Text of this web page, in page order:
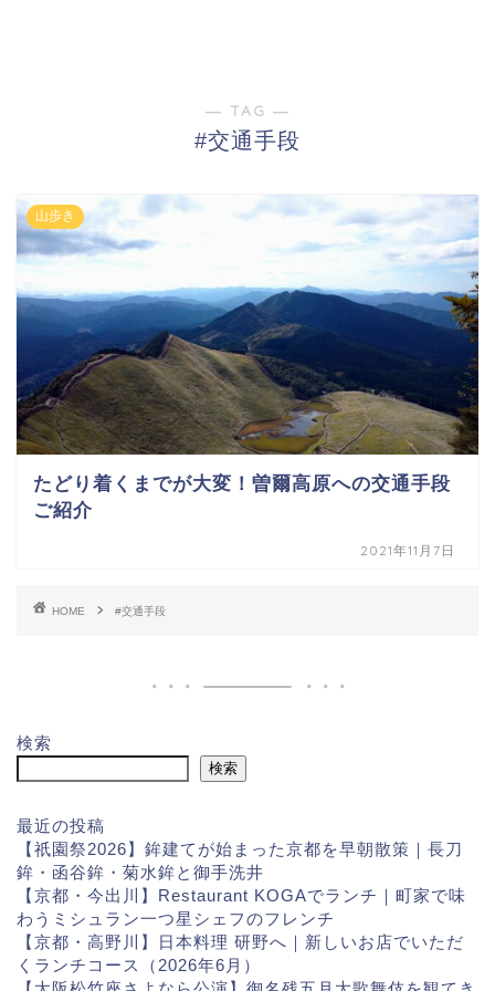
― TAG ―
#交通手段
山歩き
たどり着くまでが大変！曽爾高原への交通手段
ご紹介
2021年11月7日
HOME #交通手段
検索
検索
最近の投稿
【祇園祭2026】鉾建てが始まった京都を早朝散策｜長刀
鉾・函谷鉾・菊水鉾と御手洗井
【京都・今出川】Restaurant KOGAでランチ｜町家で味
わうミシュラン一つ星シェフのフレンチ
【京都・高野川】日本料理 研野へ｜新しいお店でいただ
くランチコース（2026年6月）